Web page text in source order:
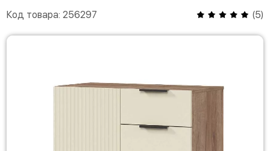
Код товара: 256297 (5)